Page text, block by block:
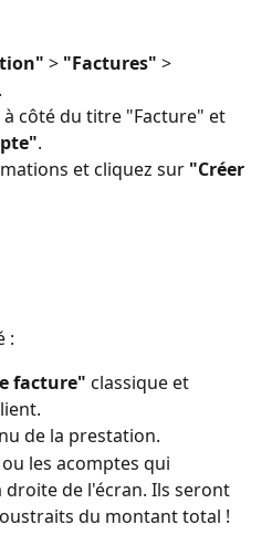
> "Factures" >
.
à côté du titre "Facture" et
.
et cliquez sur "Créer
:
facture" classique et
de la prestation.
ou les acomptes qui
de l'écran. Ils seront
du montant total !